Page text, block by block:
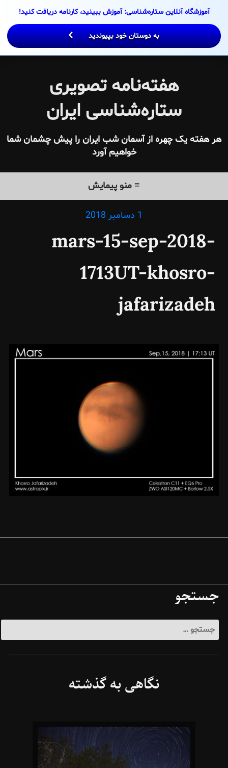
content
آموزشگاه آنلاین ستاره‌شناسی: آموزش ببینید، کارنامه دریافت کنید!
به دوستان خود بپیوندید
هفته‌نامه تصویری
ستاره‌شناسی ایران
هر هفته یک چهره از آسمان شب ایران را پیش چشمان شما
خواهیم آورد
≡ منو پیمایش
Posted
1 دسامبر 2018
mars-15-sep-2018-
1713UT-khosro-
jafarizadeh
جستجو
جستجو
برای:
نگاهی به گذشته